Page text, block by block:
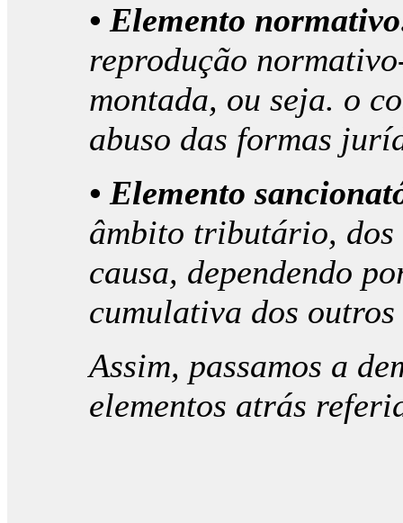
• Elemento
reprodução
montada, ou seja. o
abuso das formas
• Elemento
âmbito tributário, dos
causa, dependendo
cumulativa dos outros
Assim, passamos a
elementos atrás